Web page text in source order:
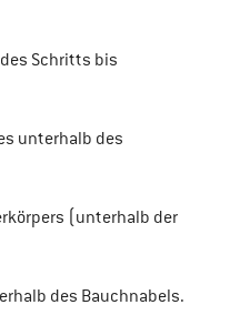
Schritts bis
unterhalb des
(unterhalb der
des Bauchnabels.